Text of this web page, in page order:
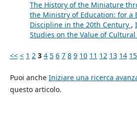
The History of the Miniature
the Ministry of Education: for a
Discipline in the 20th Century ,
Studies on the Value of
<< < 1 2 3 4 5 6 7 8 9 10 11 12 13 14 15
Puoi anche Iniziare una ricerca
questo articolo.